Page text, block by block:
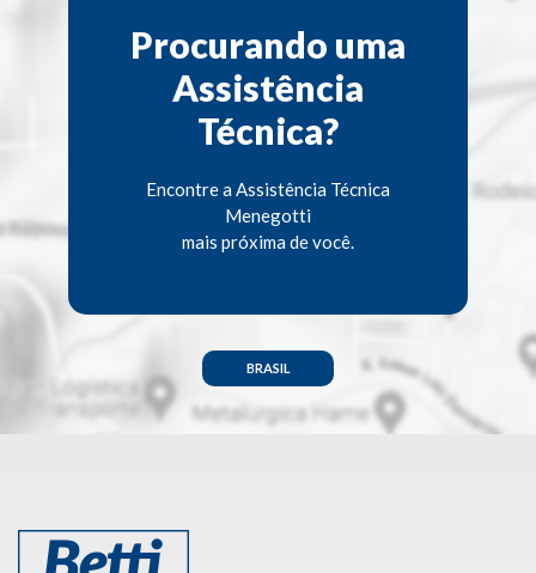
Procurando uma
Assistência
Técnica?
Encontre a Assistência Técnica
Menegotti
mais próxima de você.
BRASIL